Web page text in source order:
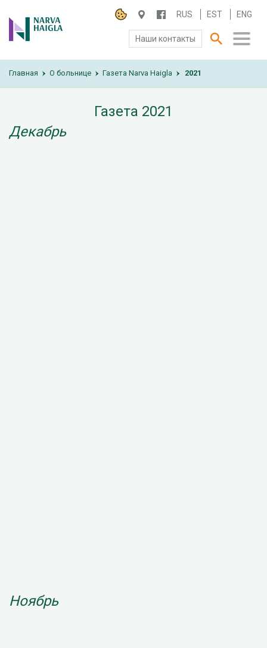
RUS EST ENG
Наши контакты
О БОЛЬНИЦЕ
ПАЦИЕНТАМ И ПОСЕТИТЕЛЯМ
ПАРТНЕРУ ПО СОТРУДНИЧЕСТВУ
Главная О больнице Газета Narva Haigla 2021
Газета 2021
Декабрь
Ноябрь